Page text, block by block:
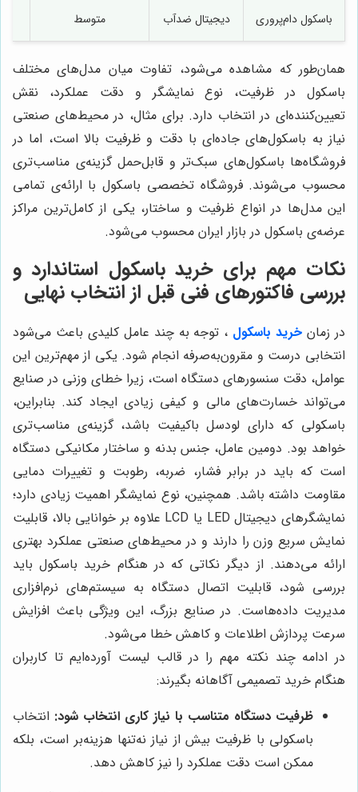
باسکول دام‌پروری دیجیتال ضدآب متوسط
همان‌طور که مشاهده می‌شود، تفاوت میان مدل‌های مختلف
باسکول در ظرفیت، نوع نمایشگر و دقت عملکرد، نقش
تعیین‌کننده‌ای در انتخاب دارد. برای مثال، در محیط‌های صنعتی
نیاز به باسکول‌های جاده‌ای با دقت و ظرفیت بالا است، اما در
فروشگاه‌ها باسکول‌های سبک‌تر و قابل‌حمل گزینه‌ی مناسب‌تری
محسوب می‌شوند. فروشگاه تخصصی باسکول با ارائه‌ی تمامی
این مدل‌ها در انواع ظرفیت و ساختار، یکی از کامل‌ترین مراکز
عرضه‌ی باسکول در بازار ایران محسوب می‌شود.
نکات مهم برای خرید باسکول استاندارد و
بررسی فاکتورهای فنی قبل از انتخاب نهایی
در زمان خرید باسکول ، توجه به چند عامل کلیدی باعث می‌شود
انتخابی درست و مقرون‌به‌صرفه انجام شود. یکی از مهم‌ترین این
عوامل، دقت سنسورهای دستگاه است، زیرا خطای وزنی در صنایع
می‌تواند خسارت‌های مالی و کیفی زیادی ایجاد کند. بنابراین،
باسکولی که دارای لودسل باکیفیت باشد، گزینه‌ی مناسب‌تری
خواهد بود. دومین عامل، جنس بدنه و ساختار مکانیکی دستگاه
است که باید در برابر فشار، ضربه، رطوبت و تغییرات دمایی
مقاومت داشته باشد. همچنین، نوع نمایشگر اهمیت زیادی دارد؛
نمایشگرهای دیجیتال LED یا LCD علاوه بر خوانایی بالا، قابلیت
نمایش سریع وزن را دارند و در محیط‌های صنعتی عملکرد بهتری
ارائه می‌دهند. از دیگر نکاتی که در هنگام خرید باسکول باید
بررسی شود، قابلیت اتصال دستگاه به سیستم‌های نرم‌افزاری
مدیریت داده‌هاست. در صنایع بزرگ، این ویژگی باعث افزایش
سرعت پردازش اطلاعات و کاهش خطا می‌شود.
در ادامه چند نکته مهم را در قالب لیست آورده‌ایم تا کاربران
هنگام خرید تصمیمی آگاهانه بگیرند:
ظرفیت دستگاه متناسب با نیاز کاری انتخاب شود: انتخاب
باسکولی با ظرفیت بیش از نیاز نه‌تنها هزینه‌بر است، بلکه
ممکن است دقت عملکرد را نیز کاهش دهد.